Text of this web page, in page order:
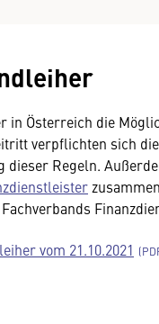
in Österreich die
verpflichten sich
Regeln.
vom 21.10.2021